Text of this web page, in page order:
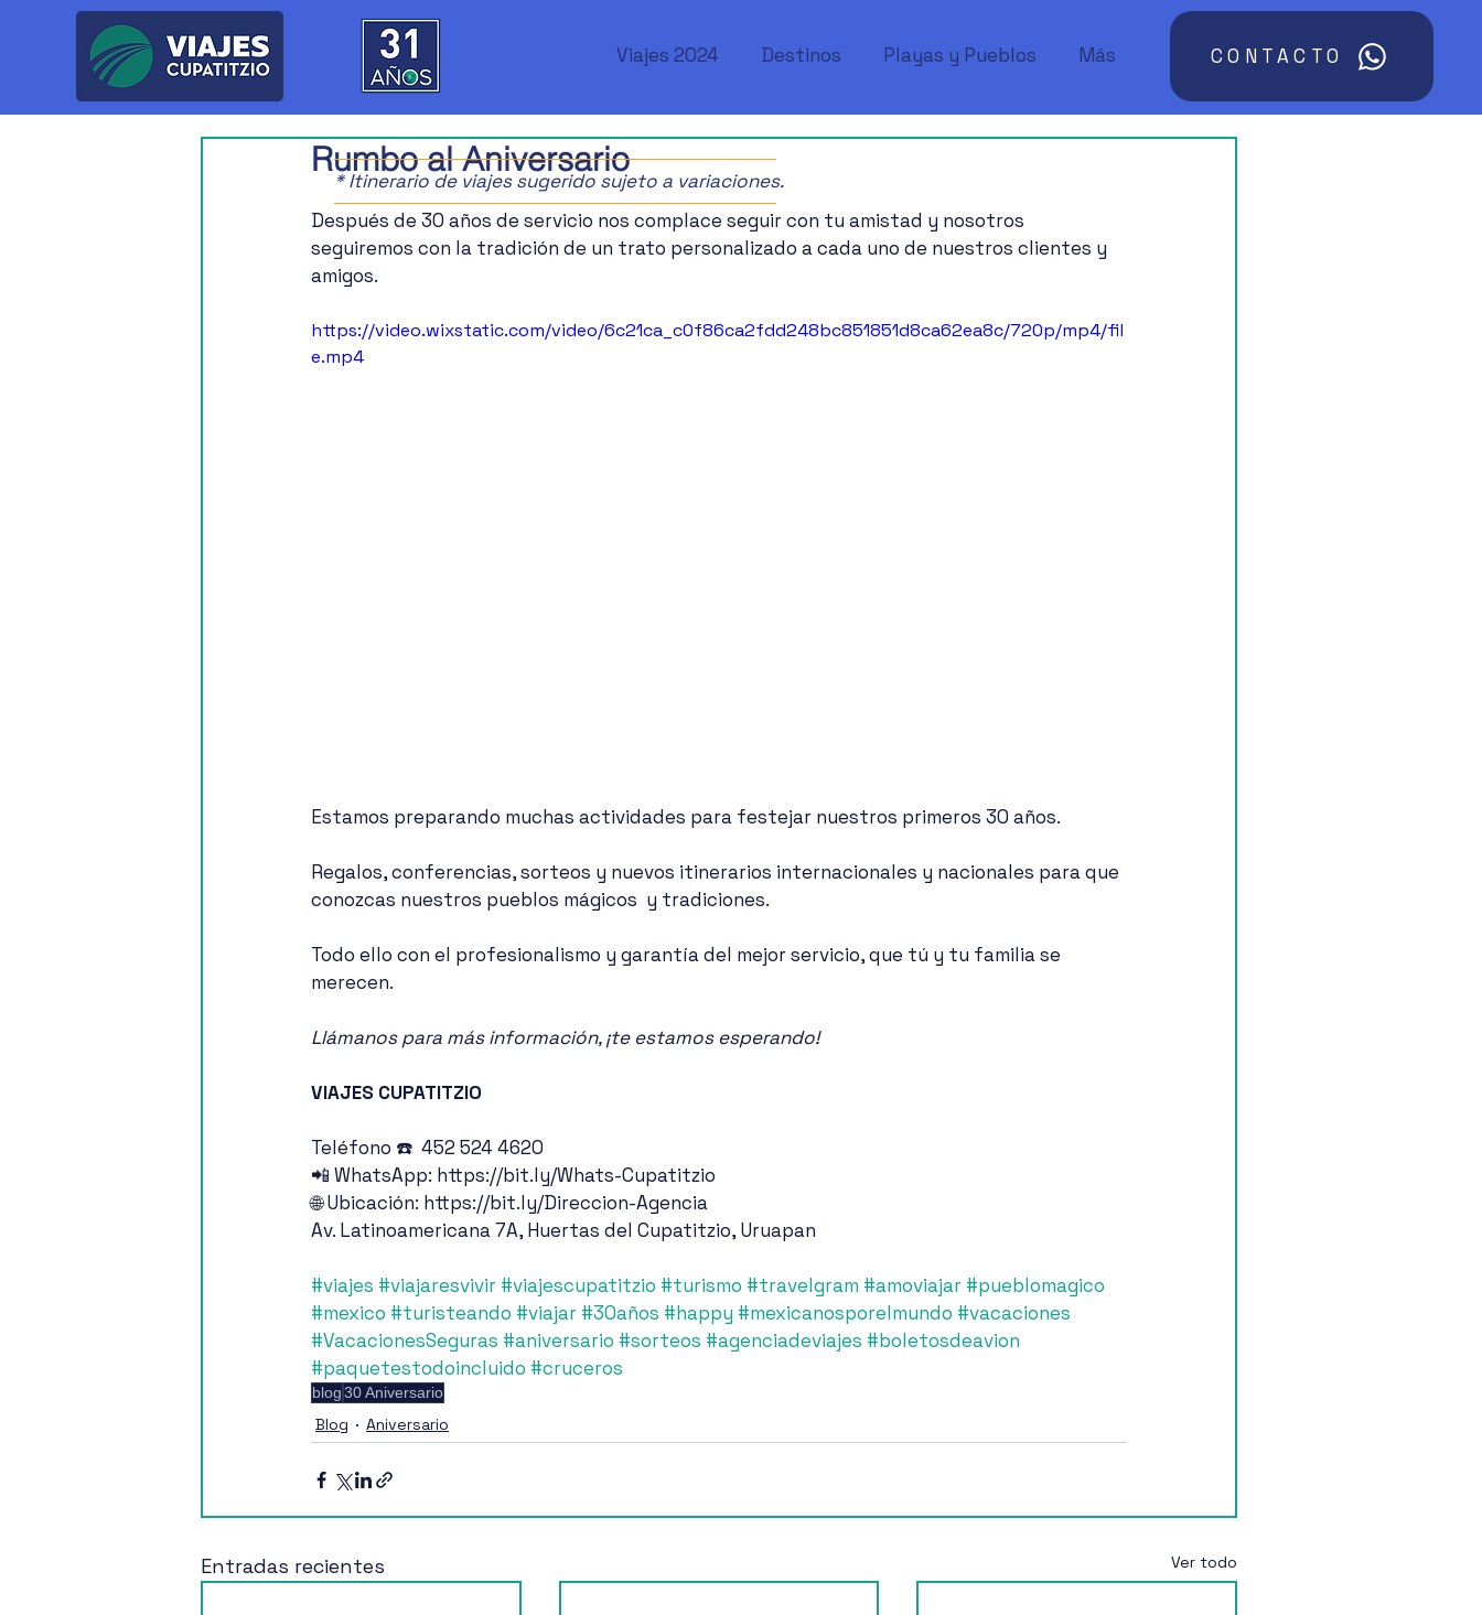
Viajes 2024 Destinos Playas y Pueblos Más CONTACTO
Rumbo al Aniversario
Después de 30 años de servicio nos complace seguir con tu amistad y nosotros
seguiremos con la tradición de un trato personalizado a cada uno de nuestros clientes y
amigos.
https://video.wixstatic.com/video/6c21ca_c0f86ca2fdd248bc851851d8ca62ea8c/720p/mp4/fil
e.mp4
Estamos preparando muchas actividades para festejar nuestros primeros 30 años.
Regalos, conferencias, sorteos y nuevos itinerarios internacionales y nacionales para que
conozcas nuestros pueblos mágicos  y tradiciones.
Todo ello con el profesionalismo y garantía del mejor servicio, que tú y tu familia se
merecen.
Llámanos para más información, ¡te estamos esperando!
VIAJES CUPATITZIO
Teléfono ☎️  452 524 4620
📲 WhatsApp: https://bit.ly/Whats-Cupatitzio
🌐 Ubicación: https://bit.ly/Direccion-Agencia
Av. Latinoamericana 7A, Huertas del Cupatitzio, Uruapan
#viajes #viajaresvivir #viajescupatitzio #turismo #travelgram #amoviajar #pueblomagico
#mexico #turisteando #viajar #30años #happy #mexicanosporelmundo #vacaciones
#VacacionesSeguras #aniversario #sorteos #agenciadeviajes #boletosdeavion
#paquetestodoincluido #cruceros
blog30 Aniversario
Blog Aniversario
Entradas recientes Ver todo
* Itinerario de viajes sugerido sujeto a variaciones.